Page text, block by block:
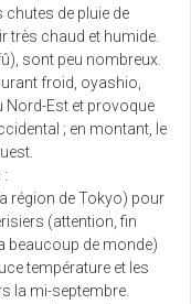
de pluie de
très chaud et humide.
sont peu nombreux.
froid, oyashio,
Nord-Est et provoque
; en montant, le
région de Tokyo) pour
(attention, fin
beaucoup de monde)
température et les
la mi-septembre.